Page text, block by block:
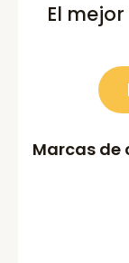
El
Marcas de